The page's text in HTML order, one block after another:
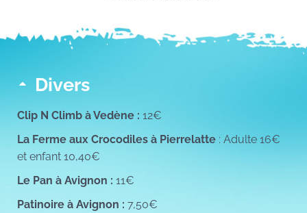
Divers
Clip N Climb à Vedène : 12€
La Ferme aux Crocodiles à Pierrelatte : Adulte 16€
et enfant 10,40€
Le Pan à Avignon : 11€
Patinoire à Avignon : 7,50€